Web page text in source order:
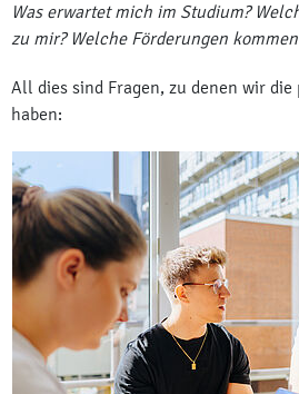
Was erwartet mich im Studium?
zu mir? Welche Förderungen
All dies sind Fragen, zu denen wir die
haben: